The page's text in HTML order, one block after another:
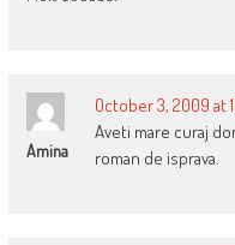
Amina
October 3, 2009 at
Aveti mare curaj
roman de isprava.